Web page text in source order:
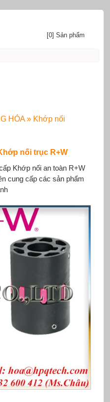
nối trục R+W
Khớp nối an toàn R+W
cung cấp các sản phẩm
HÓA » Khớp nối
[0] Sản phẩm